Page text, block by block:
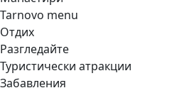
Tarnovo menu
Отдих
Разгледайте
Туристически атракции
Забавления